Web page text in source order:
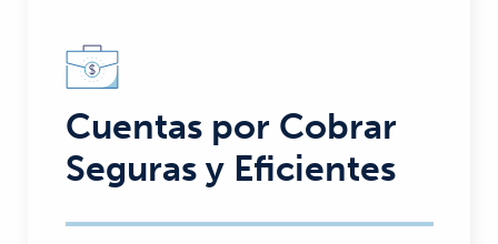
Cuentas por Cobrar
Seguras y Eficientes